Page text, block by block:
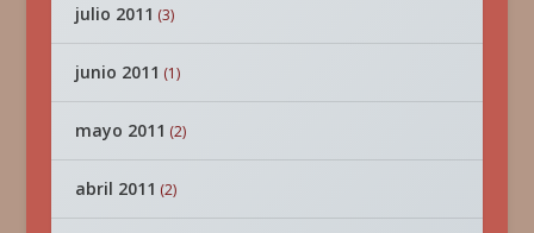
julio 2011 (3)
junio 2011 (1)
mayo 2011 (2)
abril 2011 (2)